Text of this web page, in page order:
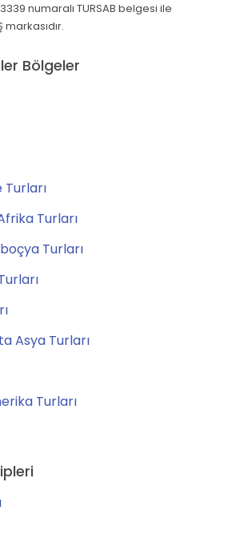
numaralı TURSAB belgesi ile
markasıdır.
Bölgeler
Turları
Turları
Asya Turları
Turları